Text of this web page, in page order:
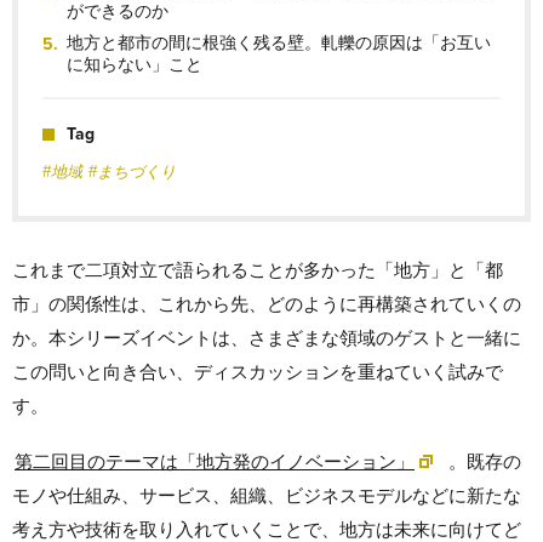
ができるのか
地方と都市の間に根強く残る壁。軋轢の原因は「お互い
に知らない」こと
Tag
#地域 #まちづくり
これまで二項対立で語られることが多かった「地方」と「都
市」の関係性は、これから先、どのように再構築されていくの
か。本シリーズイベントは、さまざまな領域のゲストと一緒に
この問いと向き合い、ディスカッションを重ねていく試みで
す。
第二回目のテーマは「地方発のイノベーション」
。既存の
モノや仕組み、サービス、組織、ビジネスモデルなどに新たな
考え方や技術を取り入れていくことで、地方は未来に向けてど